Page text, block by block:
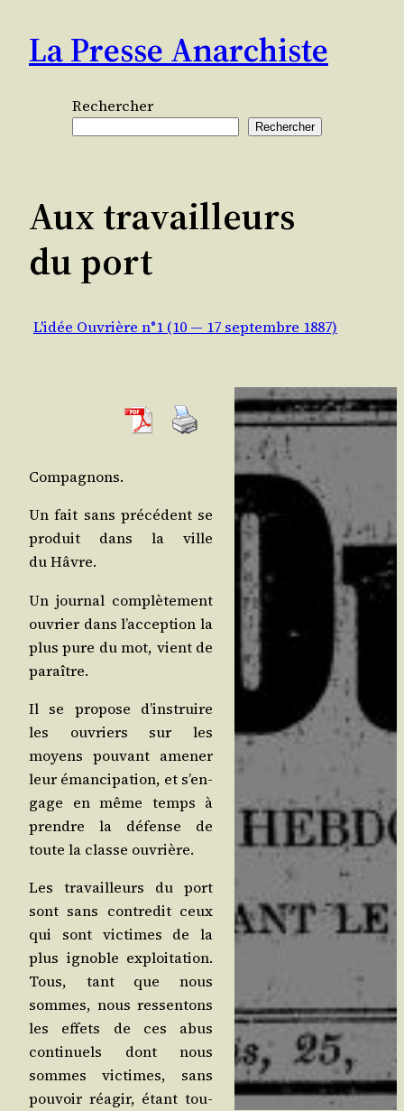
contenu
La Presse Anarchiste
Rechercher
Rechercher
Aux travailleurs
du port
L'idée Ouvrière n°1 (10 — 17 septembre 1887)
Com­pa­gnons.
Un fait sans pré­cé­dent se
pro­duit dans la ville
du Hâvre.
Un jour­nal com­plè­te­ment
ouvrier dans l’ac­cep­tion la
plus pure du mot, vient de
paraître.
Il se pro­pose d’ins­truire
les ouvriers sur les
moyens pou­vant ame­ner
leur éman­ci­pa­tion, et s’en­
gage en même temps à
prendre la défense de
toute la classe ouvrière.
Les tra­vailleurs du port
sont sans contre­dit ceux
qui sont vic­times de la
plus ignoble exploi­ta­tion.
Tous, tant que nous
sommes, nous res­sen­tons
les effets de ces abus
conti­nuels dont nous
sommes vic­times, sans
pou­voir réagir, étant tou­